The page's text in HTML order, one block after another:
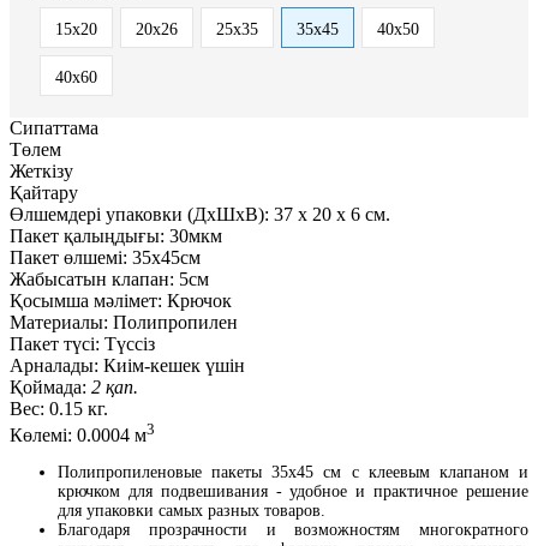
15x20 20x26 25x35 35x45 40x50
40x60
Сипаттама
Төлем
Жеткізу
Қайтару
Өлшемдері упаковки (ДxШxВ): 37 x 20 x 6 см.
Пакет қалыңдығы: 30мкм
Пакет өлшемі: 35x45см
Жабысатын клапан: 5см
Қосымша мәлімет: Крючок
Материалы: Полипропилен
Пакет түсі: Түссіз
Арналады: Киім-кешек үшін
Қоймада: 2 қап.
Вес: 0.15 кг.
Көлемі: 0.0004 м3
Полипропиленовые пакеты 35x45 см с клеевым клапаном и
крючком для подвешивания - удобное и практичное решение
для упаковки самых разных товаров.
Благодаря прозрачности и возможностям многократного